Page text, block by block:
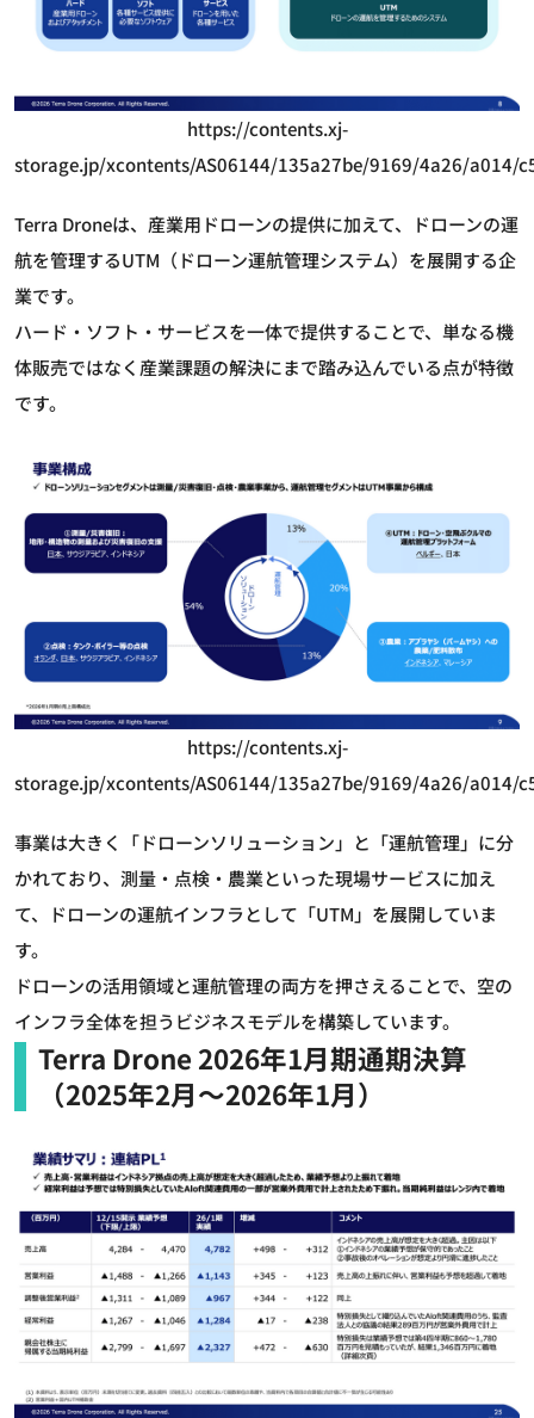
https://contents.xj-
storage.jp/xcontents/AS06144/135a27be/9169/4a26/a014/
Terra Droneは、産業用ドローンの提供に加えて、ドローンの運
航を管理するUTM（ドローン運航管理システム）を展開する企
業です。
ハード・ソフト・サービスを一体で提供することで、単なる機
体販売ではなく産業課題の解決にまで踏み込んでいる点が特徴
です。
https://contents.xj-
storage.jp/xcontents/AS06144/135a27be/9169/4a26/a014/
事業は大きく「ドローンソリューション」と「運航管理」に分
かれており、測量・点検・農業といった現場サービスに加え
て、ドローンの運航インフラとして「UTM」を展開していま
す。
ドローンの活用領域と運航管理の両方を押さえることで、空の
インフラ全体を担うビジネスモデルを構築しています。
Terra Drone 2026年1月期通期決算
（2025年2月～2026年1月）